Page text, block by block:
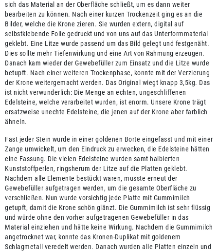
sich das Material an der Oberfläche schließt, um es dann weiter
bearbeiten zu können. Nach einer kurzen Trockenzeit ging es an die
Bilder, welche die Krone zieren. Sie wurden extern, digital auf
selbstklebende Folie gedruckt und von uns auf das Unterformmaterial
geklebt. Eine Litze wurde passend um das Bild gelegt und festgenäht.
Dies sollte mehr Tiefenwirkung und eine Art von Rahmung erzeugen.
Danach kam wieder der Gewebefüller zum Einsatz und die Litze wurde
betupft. Nach einer weiteren Trockenphase, konnte mit der Verzierung
der Krone weitergemacht werden. Das Original wiegt knapp 3,5kg. Das
ist nicht verwunderlich: Die Menge an echten, ungeschliffenen
Edelsteine, welche verarbeitet wurden, ist enorm. Unsere Krone trägt
ersatzweise unechte Edelsteine, die jenen auf der Krone aber farblich
ähneln.
Fast jeder Stein wurde in einer goldenen Borte eingefasst und mit einer
Zange umwickelt, um den Eindruck zu erwecken, die Edelsteine hätten
eine Fassung. Die vielen Edelsteine wurden samt halbierten
Kunststoffperlen, ringsherum der Litze auf die Platten geklebt.
Nachdem alle Elemente bestückt waren, musste erneut der
Gewebefüller aufgetragen werden, um die gesamte Oberfläche zu
verschließen. Nun wurde vorsichtig jede Platte mit Gummimilch
getupft, damit die Krone schön glänzt. Die Gummimilch ist sehr flüssig
und würde ohne den vorher aufgetragenen Gewebefüller in das
Material einziehen und hätte keine Wirkung. Nachdem die Gummimilch
angetrocknet war, konnte das Kronen-Duplikat mit goldenem
Schlagmetall veredelt werden. Danach wurden alle Platten einzeln und